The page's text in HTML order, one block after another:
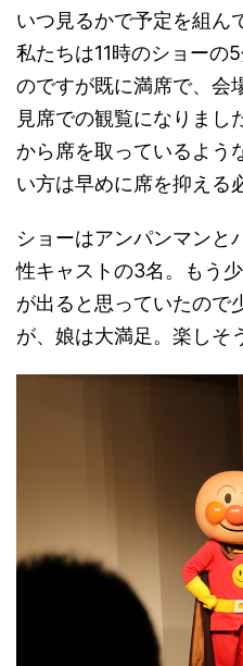
いつ見るかで予定を組ん
私たちは11時のショーの
のですが既に満席で、会
見席での観覧になりまし
から席を取っているよう
い方は早めに席を抑える
ショーはアンパンマンと
性キャストの3名。もう
が出ると思っていたので
が、娘は大満足。楽しそ